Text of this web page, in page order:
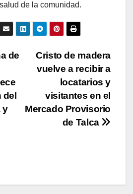
de la comunidad.
Cristo de madera
vuelve a recibir a
locatarios y
visitantes en el
Mercado Provisorio
de Talca
de
y